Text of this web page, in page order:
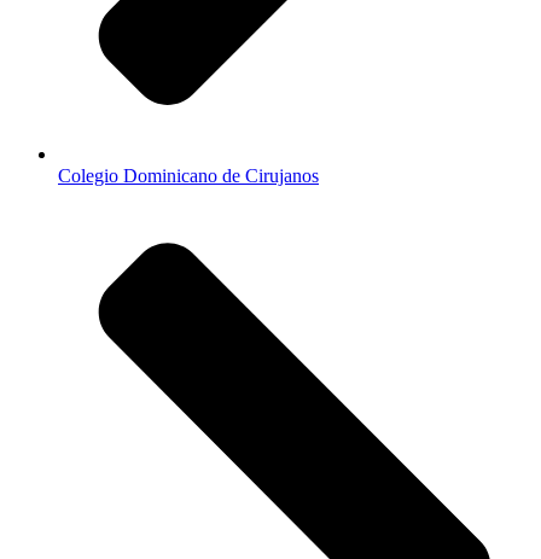
Colegio Dominicano de Cirujanos